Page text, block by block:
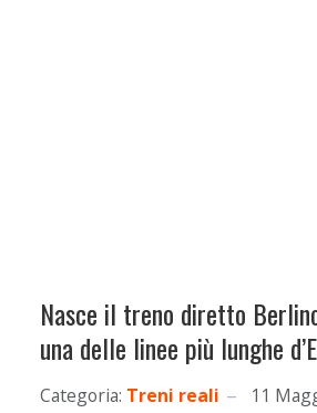
Nasce il treno diretto
una delle linee più lunghe
Categoria: Treni reali 11